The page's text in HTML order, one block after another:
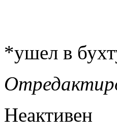
*ушел в
Неактивен